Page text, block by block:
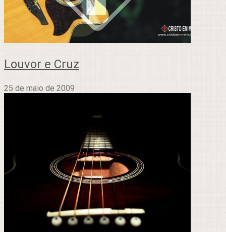
Louvor e Cruz
25 de maio de 2009